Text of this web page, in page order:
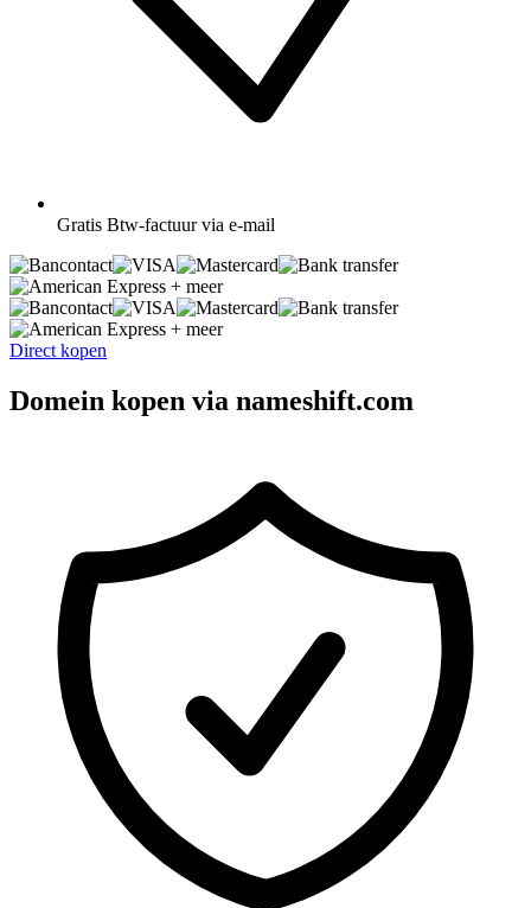
Gratis Btw-factuur via e-mail
+ meer
+ meer
Direct kopen
Domein kopen via nameshift.com